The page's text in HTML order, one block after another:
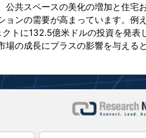
共スペースの美化の増加と住宅
ョンの需要が高まっています。例
トに132.5億米ドルの投資を発表
の成長にプラスの影響を与える